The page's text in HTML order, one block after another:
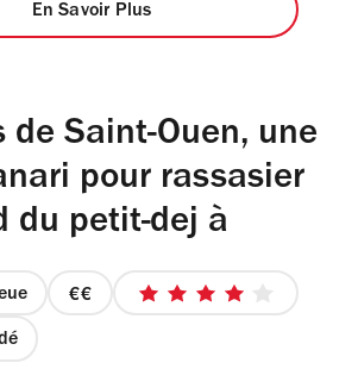
En Savoir Plus
de Saint-Ouen, une
pour rassasier
du petit-dej à
prix
4